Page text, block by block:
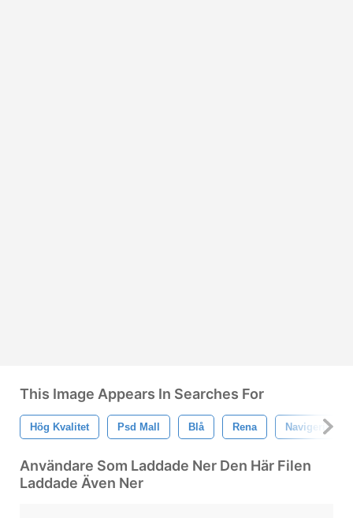
This Image Appears In Searches For
Hög Kvalitet Psd Mall Blå Rena Navigering
Användare Som Laddade Ner Den Här Filen
Laddade Även Ner